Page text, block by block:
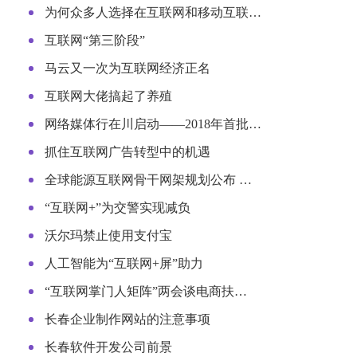
为何众多人选择在互联网和移动互联…
互联网“第三阶段”
马云又一次为互联网经济正名
互联网大佬搞起了养殖
网络媒体行在川启动——2018年首批…
抓住互联网广告转型中的机遇
全球能源互联网骨干网架规划公布 …
“互联网+”为交警实现减负
沃尔玛禁止使用支付宝
人工智能为“互联网+屏”助力
“互联网掌门人矩阵”两会谈电商扶…
长春企业制作网站的注意事项
长春软件开发公司前景